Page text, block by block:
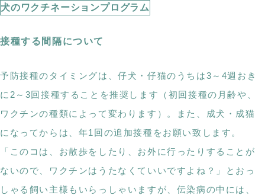
犬のワクチネーションプログラム
接種する間隔について
予防接種のタイミングは、仔犬・仔猫のうちは3～4週おき
に2～3回接種することを推奨します（初回接種の月齢や、
ワクチンの種類によって変わります）。また、成犬・成猫
になってからは、年1回の追加接種をお願い致します。
「このコは、お散歩をしたり、お外に行ったりすることが
ないので、ワクチンはうたなくていいですよね？」とおっ
しゃる飼い主様もいらっしゃいますが、伝染病の中には、